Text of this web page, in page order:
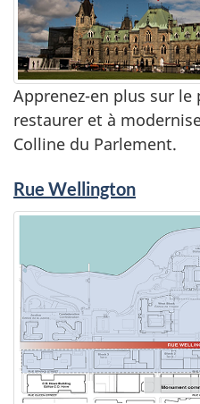
Apprenez-en plus sur le
restaurer et à
Colline du Parlement.
Rue Wellington